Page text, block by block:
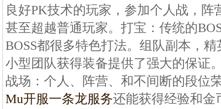
良好PK技术的玩家，参加个人战，
甚至超越普通玩家。打宝：传统的
BOSS都很多特色打法。组队副本，
小型团队获得装备提供了强大的保证
战场：个人、阵营、和不间断的段位
Mu开服一条龙服务还能获得经验和金